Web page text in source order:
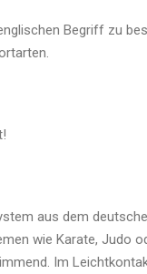
Begriff zu
aus dem
wie Karate, Judo
Im